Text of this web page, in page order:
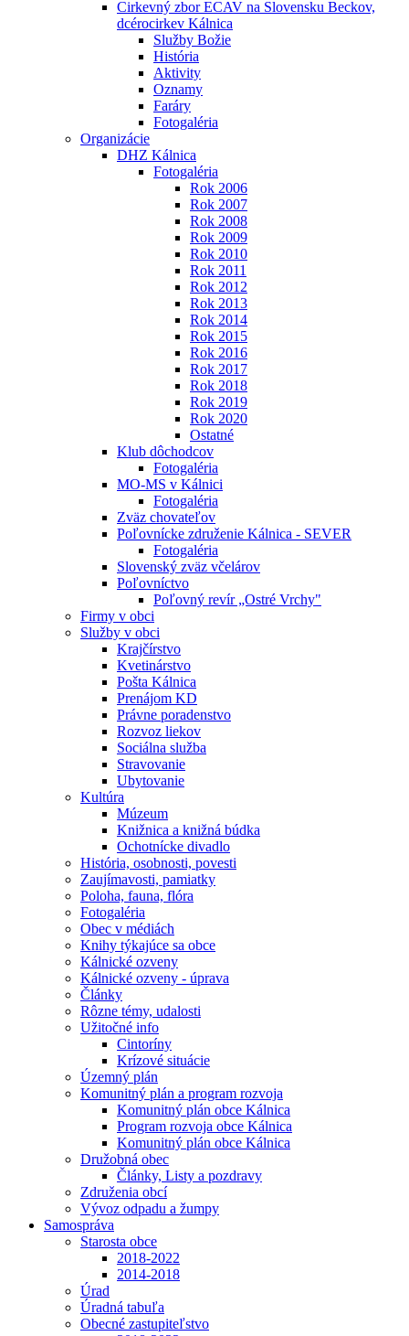
Cirkevný zbor ECAV na Slovensku Beckov,
dcérocirkev Kálnica
Služby Božie
História
Aktivity
Oznamy
Faráry
Fotogaléria
Organizácie
DHZ Kálnica
Fotogaléria
Rok 2006
Rok 2007
Rok 2008
Rok 2009
Rok 2010
Rok 2011
Rok 2012
Rok 2013
Rok 2014
Rok 2015
Rok 2016
Rok 2017
Rok 2018
Rok 2019
Rok 2020
Ostatné
Klub dôchodcov
Fotogaléria
MO-MS v Kálnici
Fotogaléria
Zväz chovateľov
Poľovnícke združenie Kálnica - SEVER
Fotogaléria
Slovenský zväz včelárov
Poľovníctvo
Poľovný revír „Ostré Vrchy"
Firmy v obci
Služby v obci
Krajčírstvo
Kvetinárstvo
Pošta Kálnica
Prenájom KD
Právne poradenstvo
Rozvoz liekov
Sociálna služba
Stravovanie
Ubytovanie
Kultúra
Múzeum
Knižnica a knižná búdka
Ochotnícke divadlo
História, osobnosti, povesti
Zaujímavosti, pamiatky
Poloha, fauna, flóra
Fotogaléria
Obec v médiách
Knihy týkajúce sa obce
Kálnické ozveny
Kálnické ozveny - úprava
Články
Rôzne témy, udalosti
Užitočné info
Cintoríny
Krízové situácie
Územný plán
Komunitný plán a program rozvoja
Komunitný plán obce Kálnica
Program rozvoja obce Kálnica
Komunitný plán obce Kálnica
Družobná obec
Články, Listy a pozdravy
Združenia obcí
Vývoz odpadu a žumpy
Samospráva
Starosta obce
2018-2022
2014-2018
Úrad
Úradná tabuľa
Obecné zastupiteľstvo